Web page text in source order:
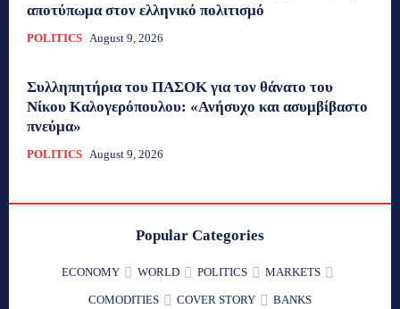
αποτύπωμα στον ελληνικό πολιτισμό
POLITICS August 9, 2026
Συλληπητήρια του ΠΑΣΟΚ για τον θάνατο του
Νίκου Καλογερόπουλου: «Ανήσυχο και ασυμβίβαστο
πνεύμα»
POLITICS August 9, 2026
Popular Categories
ECONOMY WORLD POLITICS MARKETS
COMODITIES COVER STORY BANKS